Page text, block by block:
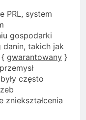
PRL, system
gospodarki
danin, takich jak
gwarantowany }
często
zniekształcenia